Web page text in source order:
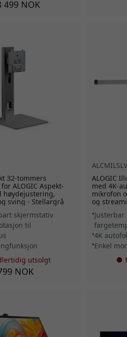
499 NOK
32-tommers
ALOGIC Aspekt-
høydejustering,
sving - Stellargrå
skjermstativ
til
utsolgt
NOK
ALCMILSLV
ALOGIC
med 4K-
mikrofon
og
Justerbar
4K
Enkel